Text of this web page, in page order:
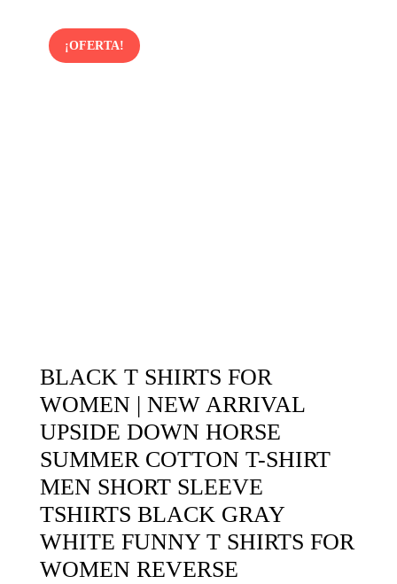
¡OFERTA!
BLACK T SHIRTS FOR
WOMEN | NEW ARRIVAL
UPSIDE DOWN HORSE
SUMMER COTTON T-SHIRT
MEN SHORT SLEEVE
TSHIRTS BLACK GRAY
WHITE FUNNY T SHIRTS FOR
WOMEN REVERSE